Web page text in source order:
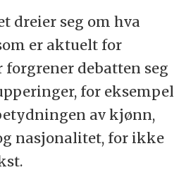
dreier seg om hva
er aktuelt for
forgrener debatten seg
for eksempel
av kjønn,
nasjonalitet, for ikke